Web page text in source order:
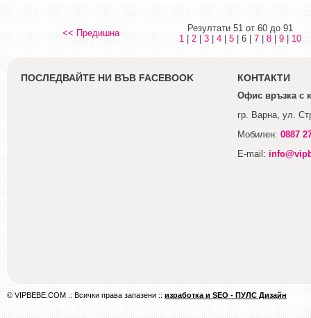
<< Предишна
Резултати 51 от 60 до 91
1| 2| 3| 4| 5| 6 | 7| 8| 9| 10
ПОСЛЕДВАЙТЕ НИ ВЪВ FACEBOOK КОНТАКТИ
Офис връзка с
гр. Варна, ул.
Мобилен: 0887
E-mail:
© VIPBEBE.COM :: Всички права запазени :: изработка и SEO - ПУЛС Дизайн